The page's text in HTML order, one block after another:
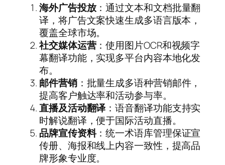
海外广告投放：通过文本和文档批量翻
译，将广告文案快速生成多语言版本，
覆盖全球市场。
社交媒体运营：使用图片OCR和视频字
幕翻译功能，实现多平台内容本地化发
布。
邮件营销：批量生成多语种营销邮件，
提高客户触达率和活动参与率。
直播及活动翻译：语音翻译功能支持实
时解说翻译，便于国际活动直播。
品牌宣传资料：统一术语库管理保证宣
传册、海报和线上内容一致性，提高品
牌形象专业度。